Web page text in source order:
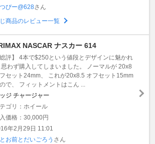
ぴー@628さん
商品のレビュー一覧
NASCAR ナスカー 614
総評】 4本で$250という値段とデザインに魅かれ
思わず購入してしまいました。 ノーマルが 20x8
セット24mm、 これが20x8.5 オフセット15mm
で、 フィットメントはこん ...
ジ チャージャー
ゴリ：ホイール
価格：30,000円
年2月29日 11:01
お前とだいごろう さん